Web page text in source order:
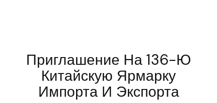
Приглашение На 136-Ю
Китайскую Ярмарку
Импорта И Экспорта